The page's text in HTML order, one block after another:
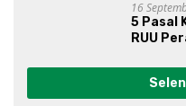
16
5 Pasal
RUU